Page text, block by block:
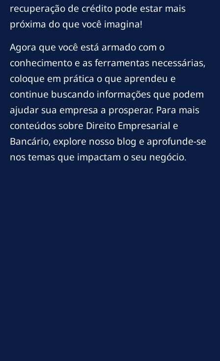
recuperação de crédito pode estar mais
próxima do que você imagina!
Agora que você está armado com o
conhecimento e as ferramentas necessárias,
coloque em prática o que aprendeu e
continue buscando informações que podem
ajudar sua empresa a prosperar. Para mais
conteúdos sobre Direito Empresarial e
Bancário, explore nosso blog e aprofunde-se
nos temas que impactam o seu negócio.